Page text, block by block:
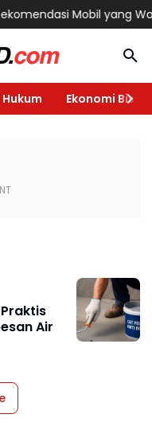
Mobil yang
Hukum Ekonomi Bisnis
Air